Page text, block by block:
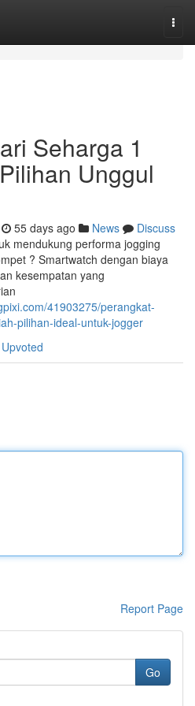
Seharga 1
Unggul
55 days ago News
Discuss
mendukung performa jogging
? Smartwatch dengan biaya
kesempatan yang
41903275/perangkat-
pilihan-ideal-untuk-jogger
Report Page
Go